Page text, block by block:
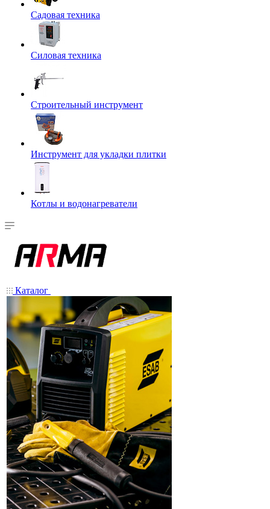
Садовая техника
Силовая техника
Строительный инструмент
Инструмент для укладки плитки
Котлы и водонагреватели
Каталог